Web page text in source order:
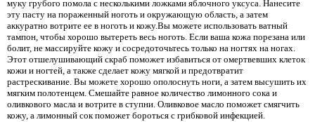
муку грубого помола с несколькими ложками яблочного уксуса. Нанесите
эту пасту на пораженный ноготь и окружающую область, а затем
аккуратно вотрите ее в ноготь и кожу.Вы можете использовать ватный
тампон, чтобы хорошо вытереть весь ноготь. Если ваша кожа порезана или
болит, не массируйте кожу и сосредоточьтесь только на ногтях на ногах.
Этот отшелушивающий скраб поможет избавиться от омертвевших клеток
кожи и ногтей, а также сделает кожу мягкой и предотвратит
растрескивание. Вы можете хорошо ополоснуть ноги, а затем высушить их
мягким полотенцем. Смешайте равное количество лимонного сока и
оливкового масла и вотрите в ступни. Оливковое масло поможет смягчить
кожу, а лимонный сок поможет бороться с грибковой инфекцией.